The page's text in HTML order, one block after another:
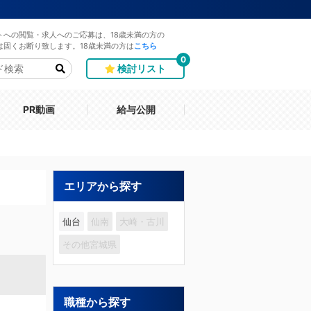
への閲覧・求人へのご応募は、18歳未満の方の
固くお断り致します。18歳未満の方は こちら
検討リスト
0
PR動画 給与公開
エリアから探す
仙台 仙南 大崎・古川
その他宮城県
職種から探す